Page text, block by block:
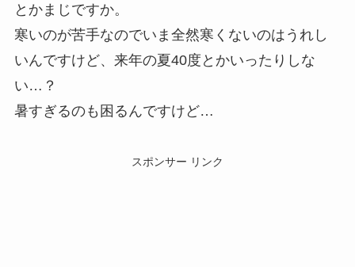
とかまじですか。
寒いのが苦手なのでいま全然寒くないのはうれし
いんですけど、来年の夏40度とかいったりしな
い…？
暑すぎるのも困るんですけど…
スポンサー リンク